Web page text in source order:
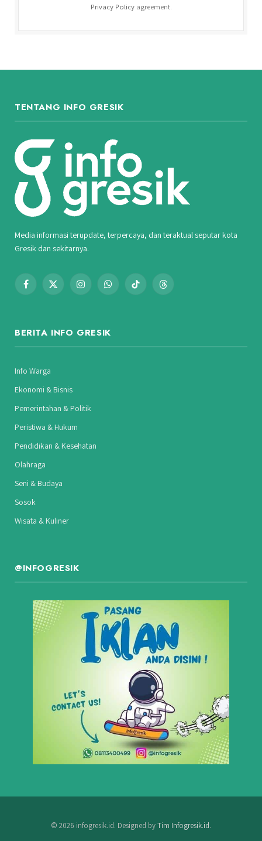
Privacy Policyagreement.
TENTANG INFO GRESIK
Media informasi terupdate, terpercaya, dan teraktual seputar kota
Gresik dan sekitarnya.
Facebook
X
InstagramWhatsAppTikTok Threads
BERITA INFO GRESIK
Info Warga
Ekonomi & Bisnis
Pemerintahan & Politik
Peristiwa & Hukum
Pendidikan & Kesehatan
Olahraga
Seni & Budaya
Sosok
Wisata & Kuliner
@INFOGRESIK
© 2026 infogresik.id. Designed byTim Infogresik.id.